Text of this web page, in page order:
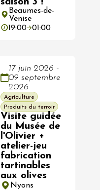
Beaumes-de-
Venise
19:00
01:00
17 juin 2026 -
09 septembre
2026
Agriculture
Produits du terroir
Visite guidée
du Musée de
l'Olivier +
atelier-jeu
fabrication
tartinables
aux olives
Nyons